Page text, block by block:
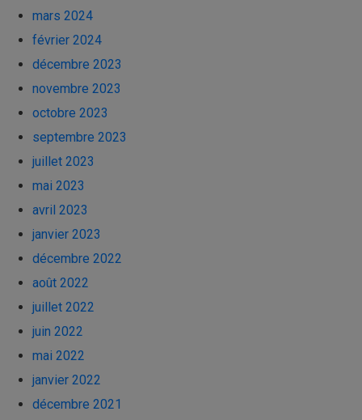
mars 2024
février 2024
décembre 2023
novembre 2023
octobre 2023
septembre 2023
juillet 2023
mai 2023
avril 2023
janvier 2023
décembre 2022
août 2022
juillet 2022
juin 2022
mai 2022
janvier 2022
décembre 2021